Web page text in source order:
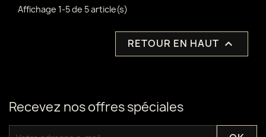
Affichage 1-5 de 5 article(s)
RETOUR EN HAUT 
Recevez nos offres spéciales